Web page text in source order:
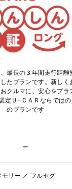
最長の３年間走行距離
たプランです。新しく
クルマに、安心をプラ
定Ｕ−ＣＡＲならでは
のプランです
−
モリー ／ フルセグ